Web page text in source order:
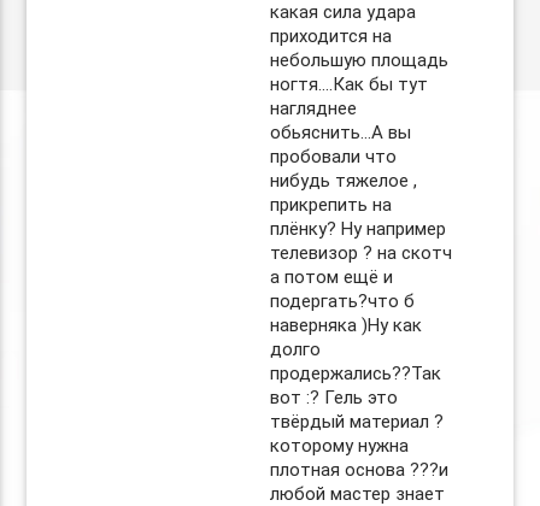
какая сила удара
приходится на
небольшую площадь
ногтя….Как бы тут
нагляднее
обьяснить…А вы
пробовали что
нибудь тяжелое ,
прикрепить на
плёнку? Ну например
телевизор ? на скотч
а потом ещё и
подергать?что б
наверняка )Ну как
долго
продержались??Так
вот :? Гель это
твёрдый материал ?
которому нужна
плотная основа ??‍?и
любой мастер знает